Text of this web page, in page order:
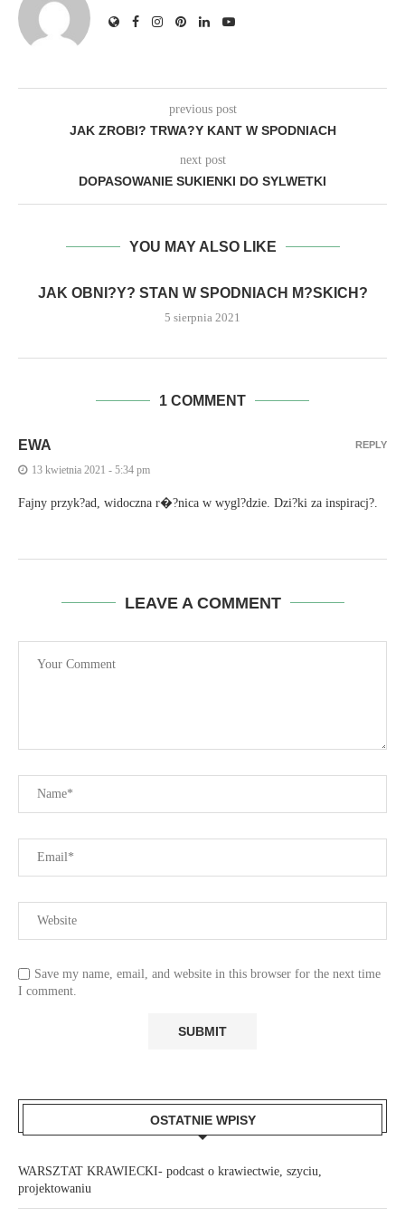
previous post
JAK ZROBI? TRWA?Y KANT W SPODNIACH
next post
DOPASOWANIE SUKIENKI DO SYLWETKI
YOU MAY ALSO LIKE
JAK OBNI?Y? STAN W SPODNIACH M?SKICH?
5 sierpnia 2021
1 COMMENT
EWA
13 kwietnia 2021 - 5:34 pm
Fajny przyk?ad, widoczna r�?nica w wygl?dzie. Dzi?ki za inspiracj?.
REPLY
LEAVE A COMMENT
Save my name, email, and website in this browser for the next time
I comment.
OSTATNIE WPISY
WARSZTAT KRAWIECKI- podcast o krawiectwie, szyciu,
projektowaniu